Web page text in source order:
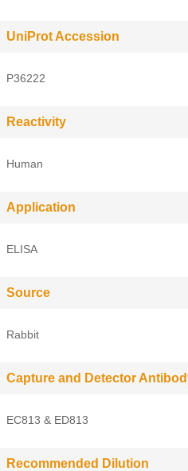
UniProt Accession
P36222
Reactivity
Human
Application
ELISA
Source
Rabbit
Capture and Detector
EC813 & ED813
Recommended Dilution